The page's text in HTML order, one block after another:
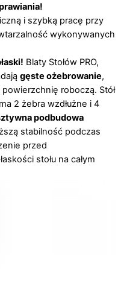
i szybką pracę przy
wykonywanych
Blaty Stołów PRO,
gęste ożebrowanie,
powierzchnię roboczą. Stół
2 żebra wzdłużne i 4
podbudowa
stabilność podczas
przed
stołu na całym